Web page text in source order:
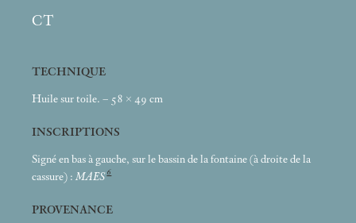
CT
TECHNIQUE
Huile sur toile. – 58 × 49 cm
INSCRIPTIONS
Signé en bas à gauche, sur le bassin de la fontaine (à droite de la
cassure) : MAES 6
PROVENANCE